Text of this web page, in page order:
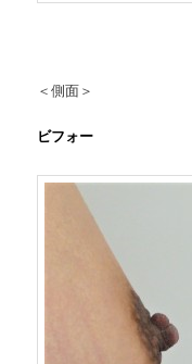
＜側面＞
ビフォー